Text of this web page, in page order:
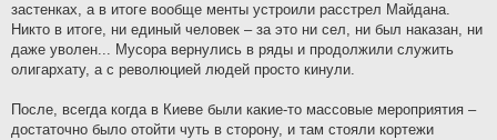
застенках, а в итоге вообще менты устроили расстрел Майдана.
Никто в итоге, ни единый человек – за это ни сел, ни был наказан, ни
даже уволен... Мусора вернулись в ряды и продолжили служить
олигархату, а с революцией людей просто кинули.
После, всегда когда в Киеве были какие-то массовые мероприятия –
достаточно было отойти чуть в сторону, и там стояли кортежи